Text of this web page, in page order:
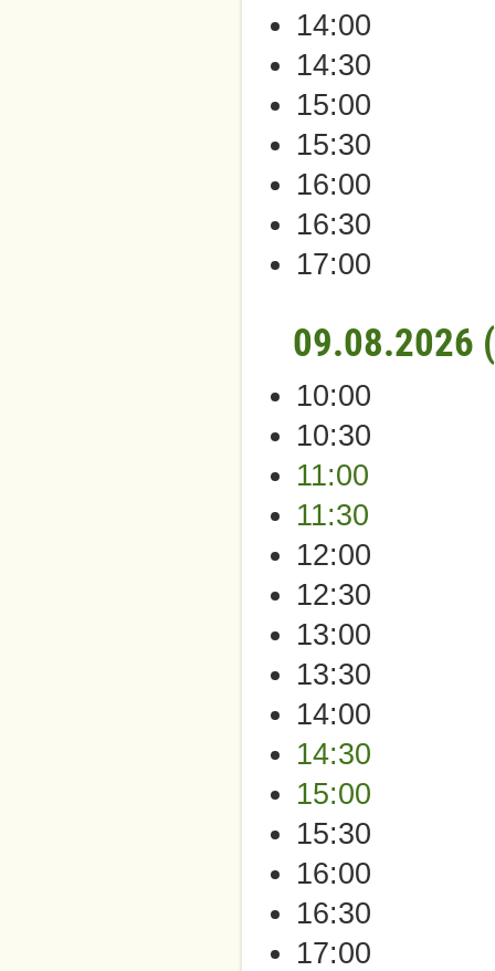
14:00
14:30
15:00
15:30
16:00
16:30
17:00
09.08.2026
10:00
10:30
11:00
11:30
12:00
12:30
13:00
13:30
14:00
14:30
15:00
15:30
16:00
16:30
17:00